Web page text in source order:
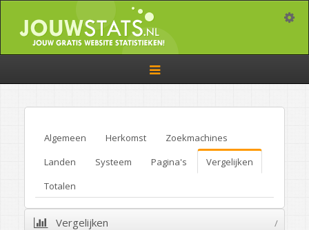
Toggle
navigation
Algemeen Herkomst
Zoekmachines
Landen
Systeem Pagina's
Vergelijken
Totalen
Vergelijken /